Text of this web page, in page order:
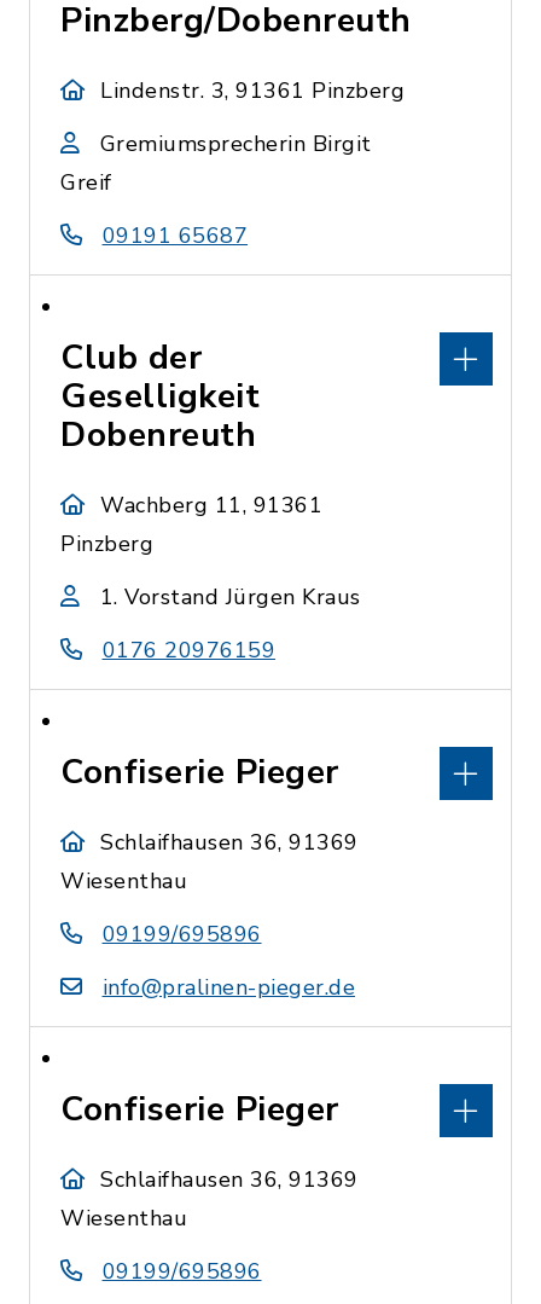
Pinzberg/Dobenreuth
Lindenstr. 3, 91361 Pinzberg
Gremiumsprecherin Birgit
Greif
09191 65687
Club der
Geselligkeit
Dobenreuth
Wachberg 11, 91361
Pinzberg
1. Vorstand Jürgen Kraus
0176 20976159
Confiserie Pieger
Schlaifhausen 36, 91369
Wiesenthau
09199/695896
info@pralinen-pieger.de
Confiserie Pieger
Schlaifhausen 36, 91369
Wiesenthau
09199/695896